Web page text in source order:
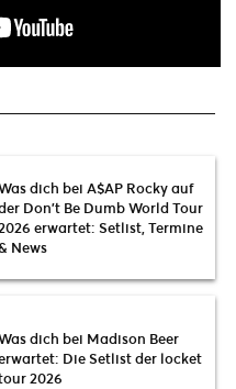
dich bei A$AP Rocky auf
Don’t Be Dumb World Tour
erwartet: Setlist, Termine
News
dich bei Madison Beer
Die Setlist der locket
2026